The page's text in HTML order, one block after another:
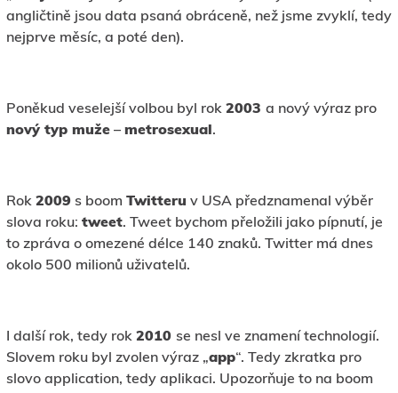
angličtině jsou data psaná obráceně, než jsme zvyklí, tedy
nejprve měsíc, a poté den).
Poněkud veselejší volbou byl rok 2003 a nový výraz pro
nový typ muže – metrosexual .
Rok 2009 s boom Twitteru v USA předznamenal výběr
slova roku: tweet. Tweet bychom přeložili jako pípnutí, je
to zpráva o omezené délce 140 znaků. Twitter má dnes
okolo 500 milionů uživatelů.
I další rok, tedy rok 2010 se nesl ve znamení technologií.
Slovem roku byl zvolen výraz „app“. Tedy zkratka pro
slovo application, tedy aplikaci. Upozorňuje to na boom